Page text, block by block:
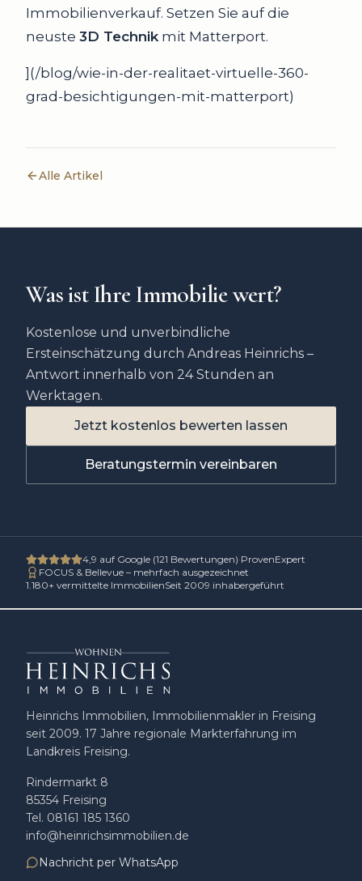
Immobilienverkauf. Setzen Sie auf die
neuste 3D Technikmit Matterport.
](/blog/wie-in-der-realitaet-virtuelle-360-
grad-besichtigungen-mit-matterport)
Alle Artikel
Was ist Ihre Immobilie wert?
Kostenlose und unverbindliche
Ersteinschätzung durch Andreas Heinrichs –
Antwort innerhalb von 24 Stunden an
Werktagen.
Jetzt kostenlos bewerten lassen
Beratungstermin vereinbaren
4,9 auf Google (121 Bewertungen)·ProvenExpert
FOCUS & Bellevue – mehrfach ausgezeichnet
1.180+ vermittelte ImmobilienSeit 2009 inhabergeführt
Heinrichs Immobilien, Immobilienmakler in Freising
seit 2009. 17 Jahre regionale Markterfahrung im
Landkreis Freising.
Rindermarkt 8
85354 Freising
Tel. 08161 185 1360
info@heinrichsimmobilien.de
Nachricht per WhatsApp